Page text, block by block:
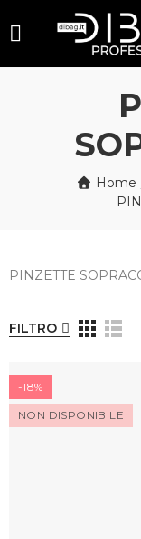
Home
PINZETTE
FILTRO
-18%
NON DISPONIBILE